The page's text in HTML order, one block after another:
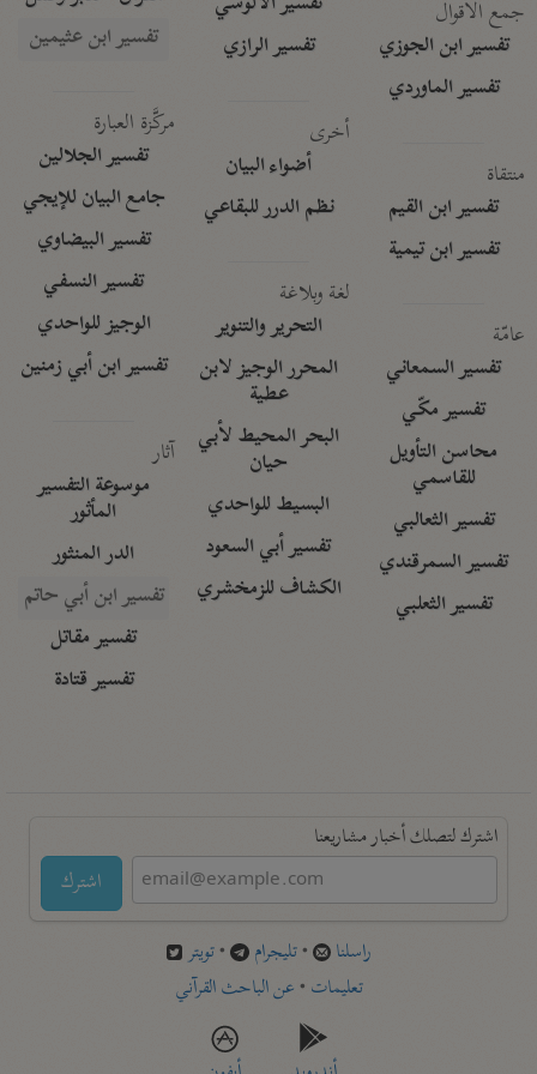
جمع الأقوال
تفسير ابن الجوزي
تفسير الماوردي
منتقاة
تفسير ابن القيم
تفسير ابن تيمية
عامّة
تفسير السمعاني
تفسير مكّي
محاسن التأويل
للقاسمي
تفسير الثعالبي
تفسير السمرقندي
تفسير الثعلبي
تفسير الرازي
أخرى
أضواء البيان
نظم الدرر للبقاعي
لغة وبلاغة
التحرير والتنوير
المحرر الوجيز لابن
عطية
البحر المحيط لأبي
حيان
البسيط للواحدي
تفسير أبي السعود
الكشاف للزمخشري
تفسير ابن عثيمين
مركَّزة العبارة
تفسير الجلالين
جامع البيان للإيجي
تفسير البيضاوي
تفسير النسفي
الوجيز للواحدي
تفسير ابن أبي زمنين
آثار
موسوعة التفسير
المأثور
الدر المنثور
تفسير ابن أبي حاتم
تفسير مقاتل
تفسير قتادة
اشترك لتصلك أخبار مشاريعنا
اشترك
راسلنا •تليجرام •تويتر
تعليمات •عن الباحث القرآني